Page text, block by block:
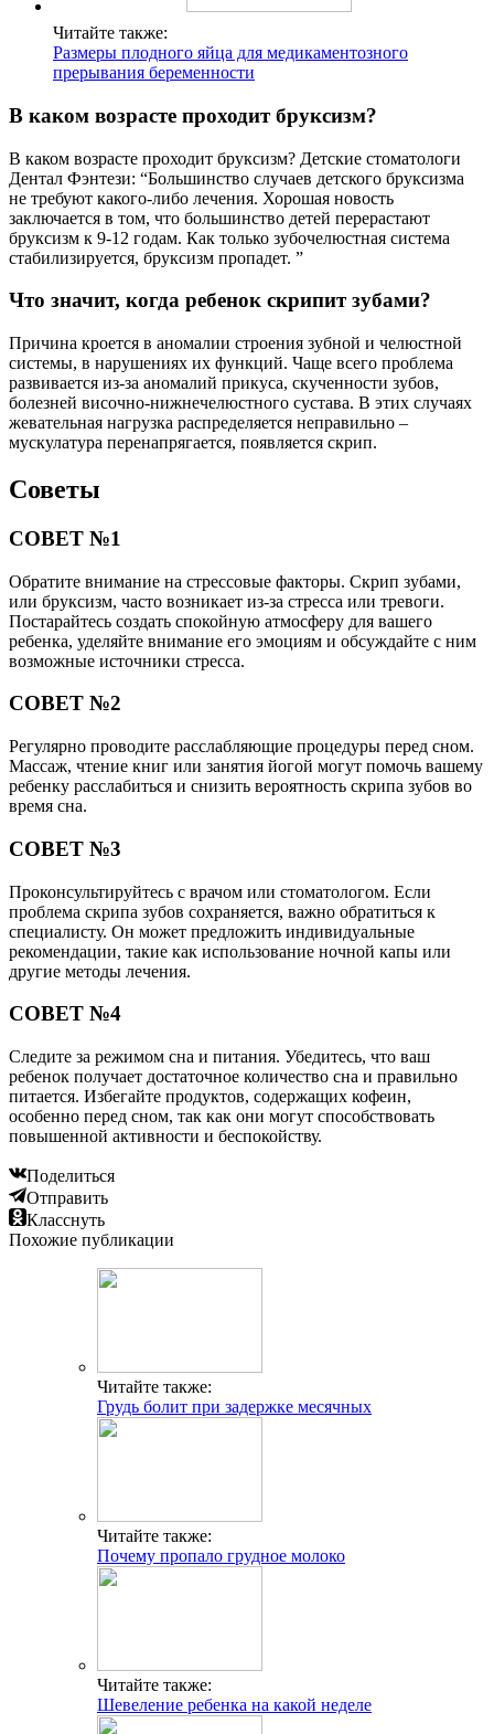
Читайте также:
Размеры плодного яйца для медикаментозного
прерывания беременности
В каком возрасте проходит бруксизм?
В каком возрасте проходит бруксизм? Детские стоматологи
Дентал Фэнтези: “Большинство случаев детского бруксизма
не требуют какого-либо лечения. Хорошая новость
заключается в том, что большинство детей перерастают
бруксизм к 9-12 годам. Как только зубочелюстная система
стабилизируется, бруксизм пропадет. ”
Что значит, когда ребенок скрипит зубами?
Причина кроется в аномалии строения зубной и челюстной
системы, в нарушениях их функций. Чаще всего проблема
развивается из-за аномалий прикуса, скученности зубов,
болезней височно-нижнечелюстного сустава. В этих случаях
жевательная нагрузка распределяется неправильно –
мускулатура перенапрягается, появляется скрип.
Советы
СОВЕТ №1
Обратите внимание на стрессовые факторы. Скрип зубами,
или бруксизм, часто возникает из-за стресса или тревоги.
Постарайтесь создать спокойную атмосферу для вашего
ребенка, уделяйте внимание его эмоциям и обсуждайте с ним
возможные источники стресса.
СОВЕТ №2
Регулярно проводите расслабляющие процедуры перед сном.
Массаж, чтение книг или занятия йогой могут помочь вашему
ребенку расслабиться и снизить вероятность скрипа зубов во
время сна.
СОВЕТ №3
Проконсультируйтесь с врачом или стоматологом. Если
проблема скрипа зубов сохраняется, важно обратиться к
специалисту. Он может предложить индивидуальные
рекомендации, такие как использование ночной капы или
другие методы лечения.
СОВЕТ №4
Следите за режимом сна и питания. Убедитесь, что ваш
ребенок получает достаточное количество сна и правильно
питается. Избегайте продуктов, содержащих кофеин,
особенно перед сном, так как они могут способствовать
повышенной активности и беспокойству.
Поделиться
Отправить
Класснуть
Похожие публикации
Читайте также:
Грудь болит при задержке месячных
Читайте также:
Почему пропало грудное молоко
Читайте также:
Шевеление ребенка на какой неделе